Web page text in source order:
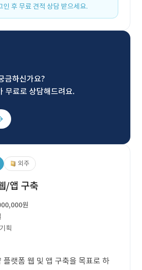
인 후 무료 견적 상담 받으세요.
금하신가요?
무료로 상담해드려요.
외주
/앱 구축
원
획
플랫폼 웹 및 앱 구축을 목표로 하